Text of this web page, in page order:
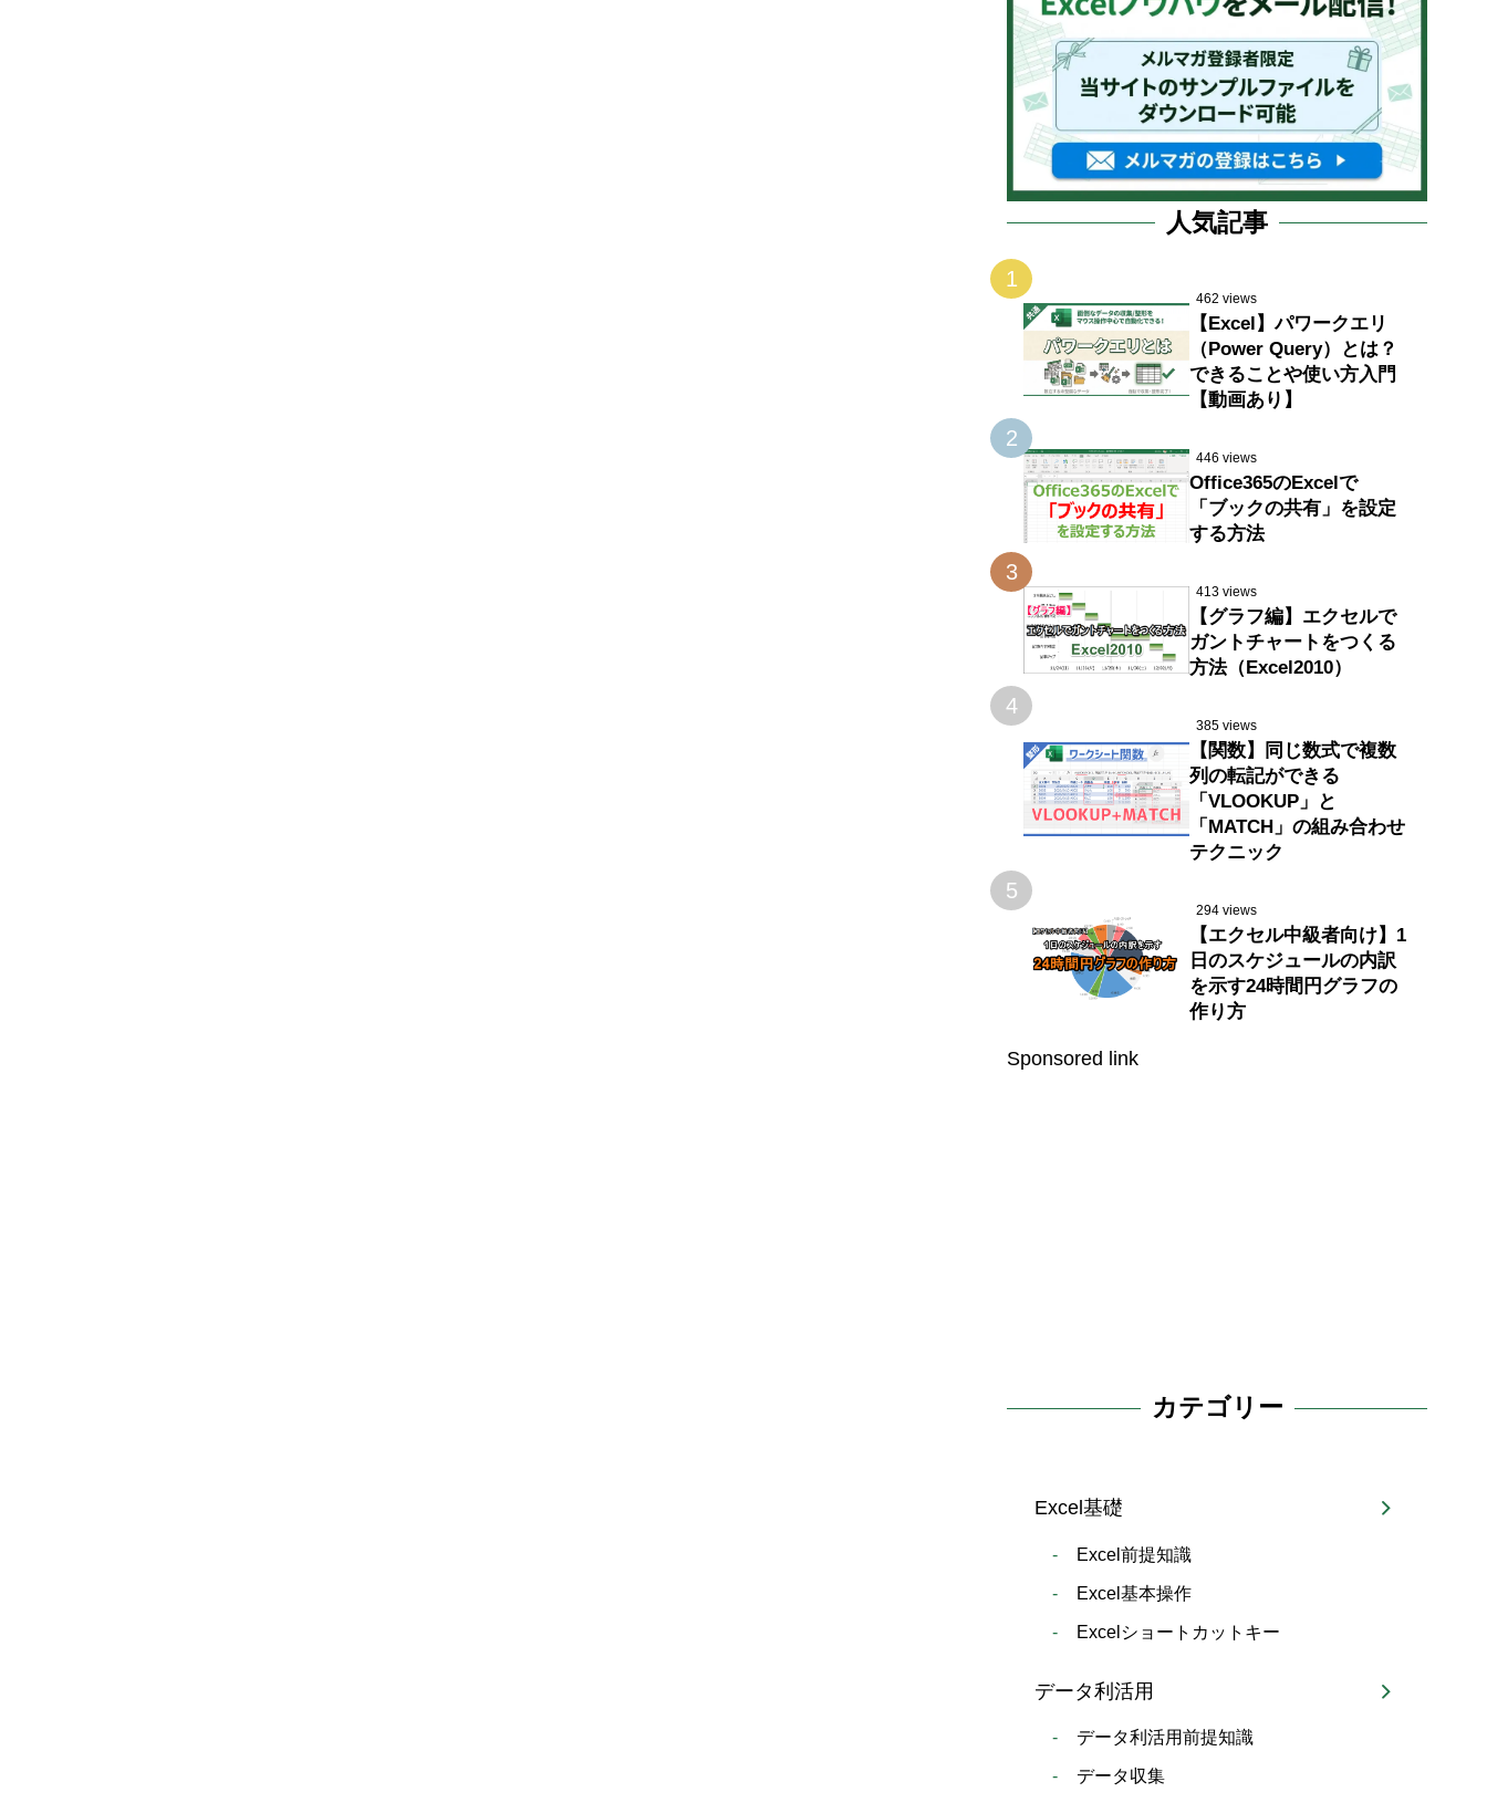
人気記事
1
462 views
【Excel】パワークエリ
（Power Query）とは？
できることや使い方入門
【動画あり】
2
446 views
Office365のExcelで
「ブックの共有」を設定
する方法
3
413 views
【グラフ編】エクセルで
ガントチャートをつくる
方法（Excel2010）
4
385 views
【関数】同じ数式で複数
列の転記ができる
「VLOOKUP」と
「MATCH」の組み合わせ
テクニック
5
294 views
【エクセル中級者向け】1
日のスケジュールの内訳
を示す24時間円グラフの
作り方
Sponsored link
カテゴリー
Excel基礎
Excel前提知識
Excel基本操作
Excelショートカットキー
データ利活用
データ利活用前提知識
データ収集